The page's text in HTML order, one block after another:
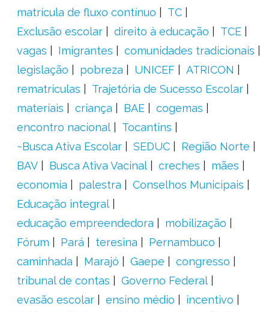
matrícula de fluxo contínuo
TC
Exclusão escolar
direito à educação
TCE
vagas
Imigrantes
comunidades tradicionais
legislação
pobreza UNICEF
ATRICON
rematrículas
Trajetória de Sucesso Escolar
materiais
criança BAE
cogemas
encontro nacional
Tocantins
~Busca Ativa Escolar
SEDUC
Região Norte
BAV
Busca Ativa Vacinal creches
mães
economia
palestra
Conselhos Municipais
Educação integral
educação empreendedora
mobilização
Fórum
Pará teresina
Pernambuco
caminhada
Marajó Gaepe
congresso
tribunal de contas
Governo Federal
evasão escolar
ensino médio
incentivo